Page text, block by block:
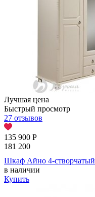
Лучшая цена
Быстрый просмотр
27 отзывов
135 900 Р
181 200
Шкаф Айно 4-створчатый
в наличии
Купить